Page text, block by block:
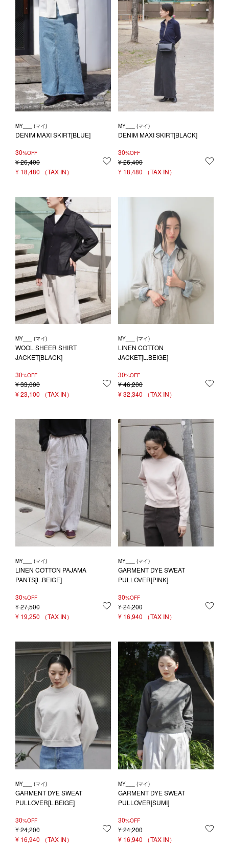
MY___ (マイ)
DENIM MAXI SKIRT[BLUE]
30%OFF
¥26,400
¥ 18,480
お気に入りに登録する
MY___ (マイ)
DENIM MAXI SKIRT[BLACK]
30%OFF
¥26,400
¥ 18,480
MY___ (マイ)
WOOL SHEER SHIRT
JACKET[BLACK]
30%OFF
¥33,000
¥23,100
お気に入りに登録する
MY___ (マイ)
LINEN COTTON
JACKET[L.BEIGE]
30%OFF
¥46,200
¥32,340
MY___ (マイ)
LINEN COTTON PAJAMA
PANTS[L.BEIGE]
30%OFF
¥27,500
¥ 19,250
お気に入りに登録する
MY___ (マイ)
GARMENT DYE SWEAT
PULLOVER[PINK]
30%OFF
¥24,200
¥ 16,940
MY___ (マイ)
GARMENT DYE SWEAT
PULLOVER[L.BEIGE]
30%OFF
¥24,200
¥ 16,940
お気に入りに登録する
MY___ (マイ)
GARMENT DYE SWEAT
PULLOVER[SUMI]
30%OFF
¥24,200
¥ 16,940